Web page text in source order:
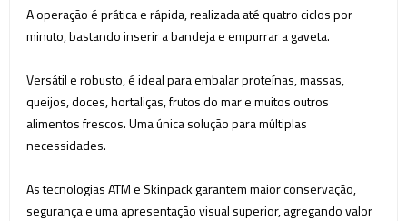
A operação é prática e rápida, realizada até quatro ciclos por
minuto, bastando inserir a bandeja e empurrar a gaveta.
Versátil e robusto, é ideal para embalar proteínas, massas,
queijos, doces, hortaliças, frutos do mar e muitos outros
alimentos frescos. Uma única solução para múltiplas
necessidades.
As tecnologias ATM e Skinpack garantem maior conservação,
segurança e uma apresentação visual superior, agregando valor